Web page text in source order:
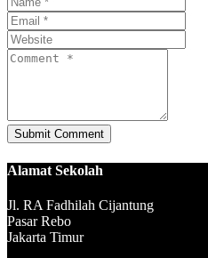
Alamat Sekolah
Jl. RA Fadhilah Cijantung
Pasar Rebo
Jakarta Timur